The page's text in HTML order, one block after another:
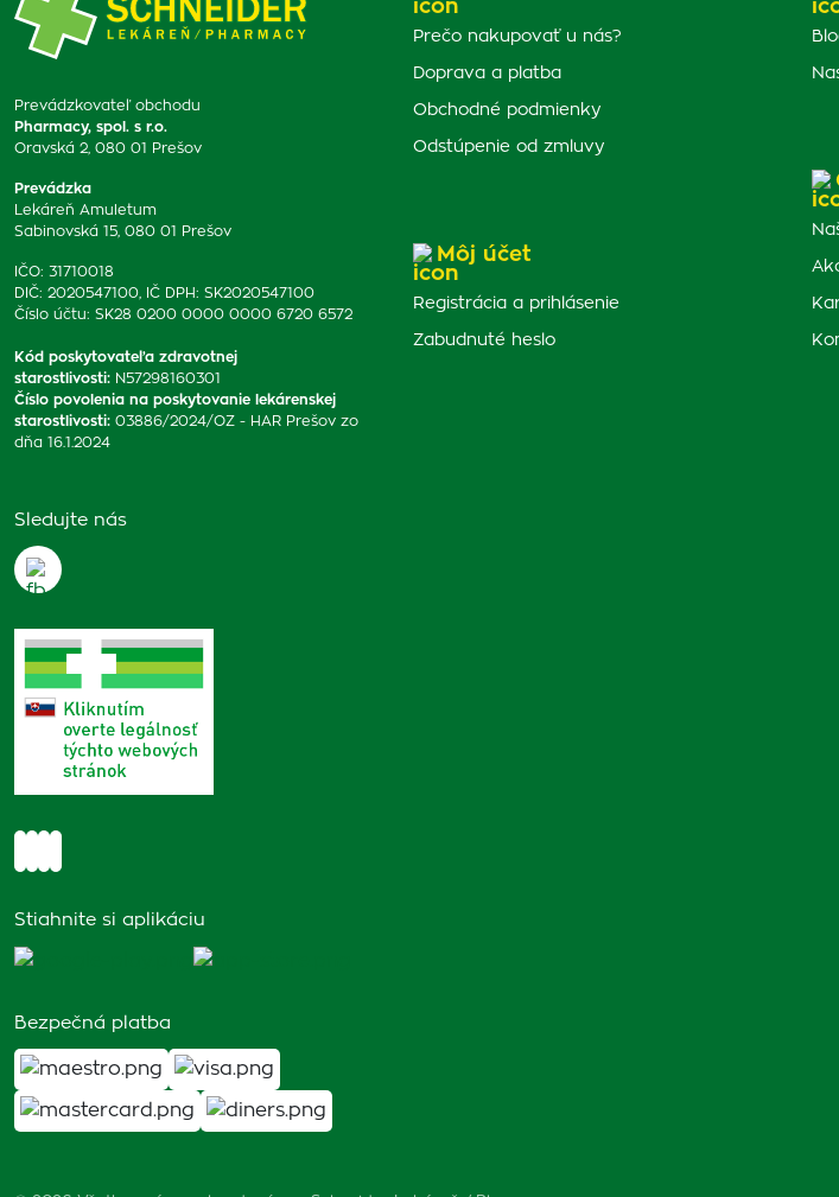
Prevádzkovateľ obchodu
Pharmacy, spol. s r.o.
Oravská 2, 080 01 Prešov
Prevádzka
Lekáreň Amuletum
Sabinovská 15, 080 01 Prešov
IČO: 31710018
DIČ: 2020547100, IČ DPH: SK2020547100
Číslo účtu: SK28 0200 0000 0000 6720 6572
Kód poskytovateľa zdravotnej
starostlivosti: N57298160301
Číslo povolenia na poskytovanie lekárenskej
starostlivosti: 03886/2024/OZ - HAR Prešov zo
dňa 16.1.2024
Sledujte nás
Stiahnite si aplikáciu
Bezpečná platba
Prečo nakupovať u nás?
Doprava a platba
Obchodné podmienky
Odstúpenie od zmluvy
Môj účet
Registrácia a prihlásenie
Zabudnuté heslo